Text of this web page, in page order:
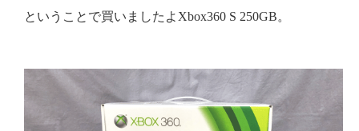
ということで買いましたよXbox360 S 250GB。